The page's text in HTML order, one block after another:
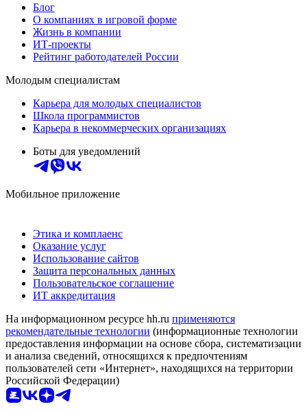
Блог
О компаниях в игровой форме
Жизнь в компании
ИТ-проекты
Рейтинг работодателей России
Молодым специалистам
Карьера для молодых специалистов
Школа программистов
Карьера в некоммерческих организациях
Боты для уведомлений
Мобильное приложение
Этика и комплаенс
Оказание услуг
Использование сайтов
Защита персональных данных
Пользовательское соглашение
ИТ аккредитация
На информационном ресурсе hh.ru применяются
рекомендательные технологии (информационные технологии
предоставления информации на основе сбора, систематизации
и анализа сведений, относящихся к предпочтениям
пользователей сети «Интернет», находящихся на территории
Российской Федерации)